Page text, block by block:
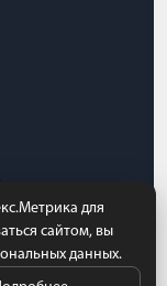
для
сайтом, вы
данных.